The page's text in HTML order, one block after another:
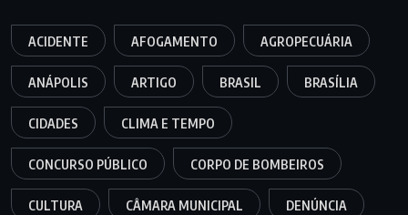
ACIDENTE AFOGAMENTO AGROPECUÁRIA
ANÁPOLIS ARTIGO BRASIL BRASÍLIA
CIDADES CLIMA E TEMPO
CONCURSO PÚBLICO CORPO DE BOMBEIROS
CULTURA CÂMARA MUNICIPAL DENÚNCIA